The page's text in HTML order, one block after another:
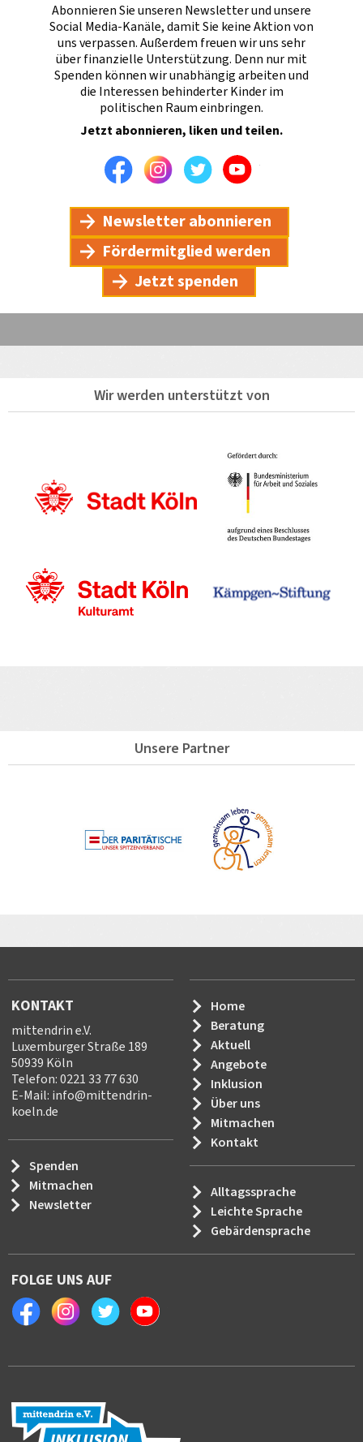
Abonnieren Sie unseren Newsletter und unsere
Social Media-Kanäle, damit Sie keine Aktion von
uns verpassen. Außerdem freuen wir uns sehr
über finanzielle Unterstützung. Denn nur mit
Spenden können wir unabhängig arbeiten und
die Interessen behinderter Kinder im
politischen Raum einbringen.
Jetzt abonnieren, liken und teilen.
FacebookInstagramTwitterYoutube
Newsletter abonnieren
Fördermitglied werden
Jetzt spenden
Wir werden unterstützt von
Unsere Partner
KONTAKT
mittendrin e.V.
Luxemburger Straße 189
50939 Köln
Telefon: 0221 33 77 630
E-Mail: info@mittendrin-
koeln.de
Spenden
Mitmachen
Newsletter
Home
Beratung
Aktuell
Angebote
Inklusion
Über uns
Mitmachen
Kontakt
Alltagssprache
Leichte Sprache
Gebärdensprache
FOLGE UNS AUF
FacebookInstagramTwitter